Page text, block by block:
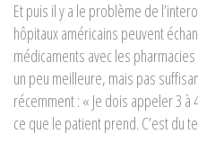
Et puis il y a le problème de
hôpitaux américains peuvent
médicaments avec les
un peu meilleure, mais pas
récemment : « Je dois appeler 3
ce que le patient prend. C’est du